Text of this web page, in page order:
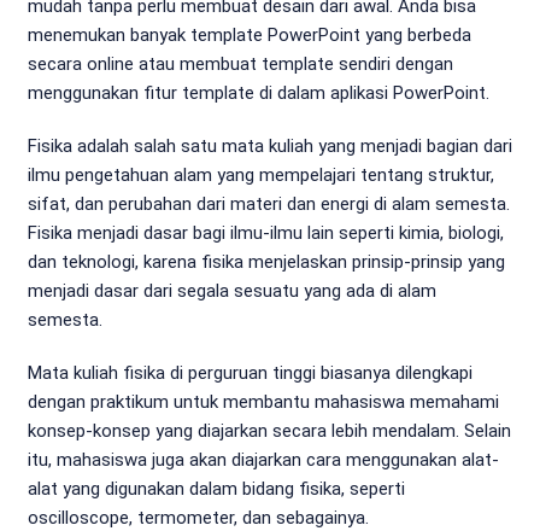
mudah tanpa perlu membuat desain dari awal. Anda bisa
menemukan banyak template PowerPoint yang berbeda
secara online atau membuat template sendiri dengan
menggunakan fitur template di dalam aplikasi PowerPoint.
Fisika adalah salah satu mata kuliah yang menjadi bagian dari
ilmu pengetahuan alam yang mempelajari tentang struktur,
sifat, dan perubahan dari materi dan energi di alam semesta.
Fisika menjadi dasar bagi ilmu-ilmu lain seperti kimia, biologi,
dan teknologi, karena fisika menjelaskan prinsip-prinsip yang
menjadi dasar dari segala sesuatu yang ada di alam
semesta.
Mata kuliah fisika di perguruan tinggi biasanya dilengkapi
dengan praktikum untuk membantu mahasiswa memahami
konsep-konsep yang diajarkan secara lebih mendalam. Selain
itu, mahasiswa juga akan diajarkan cara menggunakan alat-
alat yang digunakan dalam bidang fisika, seperti
oscilloscope, termometer, dan sebagainya.